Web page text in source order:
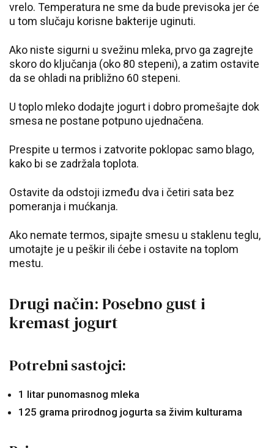
vrelo. Temperatura ne sme da bude previsoka jer će
u tom slučaju korisne bakterije uginuti.
Ako niste sigurni u svežinu mleka, prvo ga zagrejte
skoro do ključanja (oko 80 stepeni), a zatim ostavite
da se ohladi na približno 60 stepeni.
U toplo mleko dodajte jogurt i dobro promešajte dok
smesa ne postane potpuno ujednačena.
Prespite u termos i zatvorite poklopac samo blago,
kako bi se zadržala toplota.
Ostavite da odstoji između dva i četiri sata bez
pomeranja i mućkanja.
Ako nemate termos, sipajte smesu u staklenu teglu,
umotajte je u peškir ili ćebe i ostavite na toplom
mestu.
Drugi način: Posebno gust i
kremast jogurt
Potrebni sastojci:
1 litar punomasnog mleka
125 grama prirodnog jogurta sa živim kulturama